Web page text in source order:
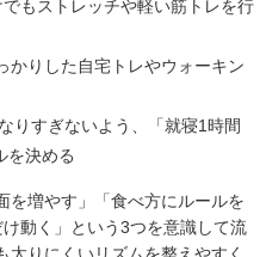
もストレッチや軽い筋トレを行
かりした自宅トレやウォーキン
りすぎないよう、「就寝1時間
を決める
を増やす」「食べ方にルールを
動く」という3つを意識して流
りにくいリズムを整えやすく